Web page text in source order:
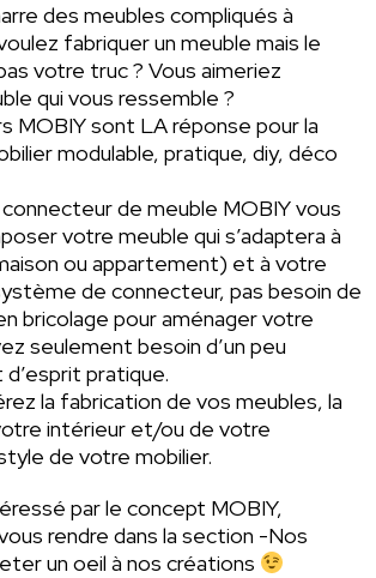
des meubles compliqués à
fabriquer un meuble mais le
votre truc ? Vous aimeriez
qui vous ressemble ?
MOBIY sont LA réponse pour la
modulable, pratique, diy, déco
de meuble MOBIY vous
votre meuble qui s’adaptera à
ou appartement) et à votre
de connecteur, pas besoin de
bricolage pour aménager votre
seulement besoin d’un peu
d’esprit pratique.
la fabrication de vos meubles, la
intérieur et/ou de votre
de votre mobilier.
par le concept MOBIY,
rendre dans la section -Nos
un oeil à nos créations